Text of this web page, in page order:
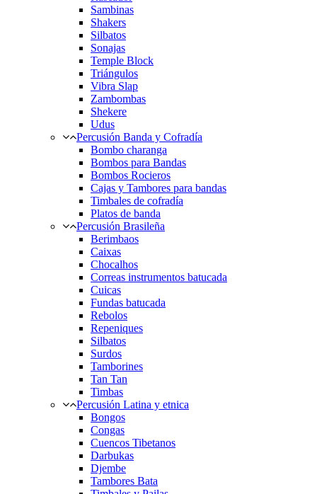
Sambinas
Shakers
Silbatos
Sonajas
Temple Block
Triángulos
Vibra Slap
Zambombas
Shekere
Udus
Percusión Banda y Cofradía
Bombo charanga
Bombos para Bandas
Bombos Rocieros
Cajas y Tambores para bandas
Timbales de cofradía
Platos de banda
Percusión Brasileña
Berimbaos
Caixas
Chocalhos
Correas instrumentos batucada
Cuicas
Fundas batucada
Rebolos
Repeniques
Silbatos
Surdos
Tamborines
Tan Tan
Timbas
Percusión Latina y etnica
Bongos
Congas
Cuencos Tibetanos
Darbukas
Djembe
Tambores Bata